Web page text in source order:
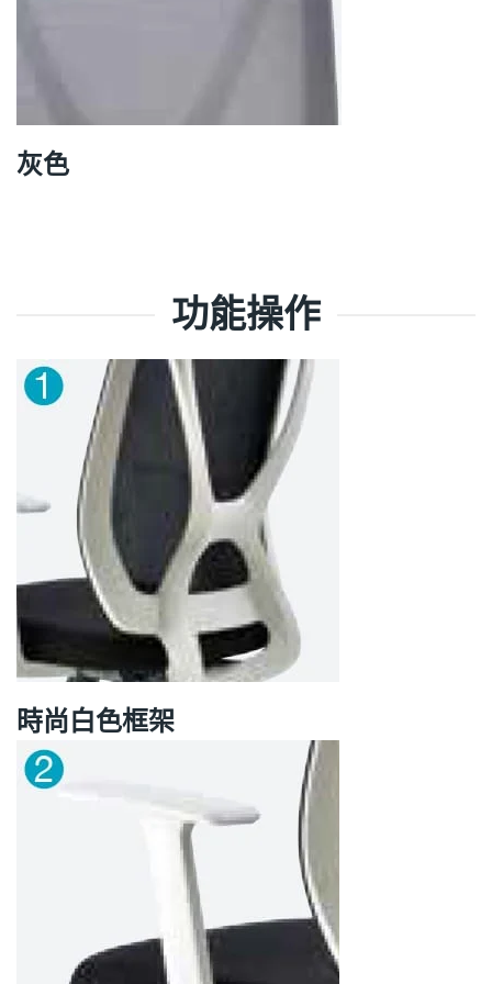
灰色
功能操作
時尚白色框架